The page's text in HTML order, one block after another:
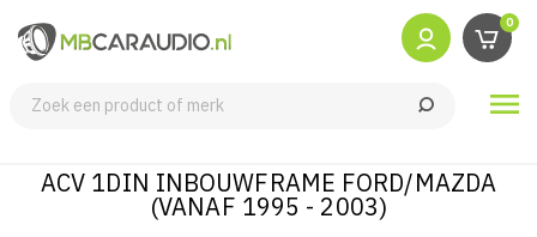
0

ACV 1DIN INBOUWFRAME FORD/MAZDA
(VANAF 1995 - 2003)